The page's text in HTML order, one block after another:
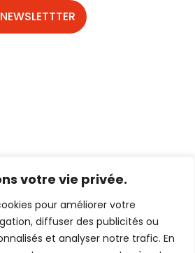
votre vie privée.
pour améliorer votre
diffuser des publicités ou
et analyser notre trafic. En
YOSOY studio